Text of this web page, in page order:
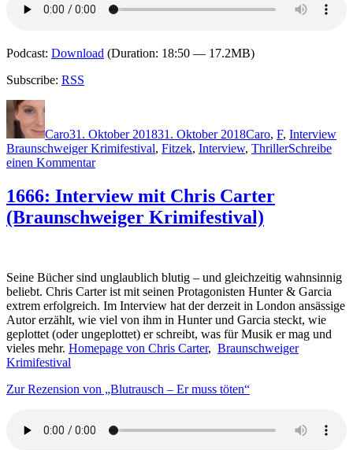
Podcast: Download (Duration: 18:50 — 17.2MB)
Subscribe: RSS
Autor
Caro31. Oktober 201831. Oktober 2018Caro, F, Interview
Braunschweiger Krimifestival, Fitzek, Interview, ThrillerSchreibe
einen Kommentarzu
Interview
mit
Sebastian
1666: Interview mit Chris Carter
(Braunschweiger Krimifestival)
Seine Bücher sind unglaublich blutig – und gleichzeitig wahnsinnig
beliebt. Chris Carter ist mit seinen Protagonisten Hunter & Garcia
extrem erfolgreich. Im Interview hat der derzeit in London ansässige
Autor erzählt, wie viel von ihm in Hunter und Garcia steckt, wie
geplottet (oder ungeplottet) er schreibt, was für Musik er mag und
vieles mehr. Homepage von Chris Carter, Braunschweiger
Krimifestival
Zur Rezension von „Blutrausch – Er muss töten“